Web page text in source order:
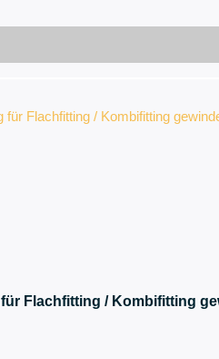
Flachfitting / Kombifitting